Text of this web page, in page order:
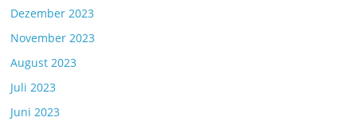
Dezember 2023
November 2023
August 2023
Juli 2023
Juni 2023